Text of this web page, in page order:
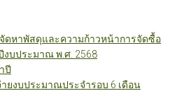
ดหาพัสดุและความก้าวหน้าการจัดซื้อ
งบประมาณ พ.ศ. 2568
ปี
ยงบประมาณประจำรอบ 6 เดือน